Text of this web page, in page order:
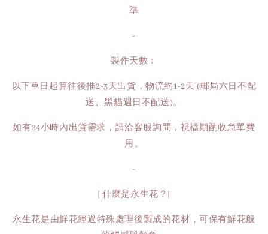
準
-
製作天數：
以下單日起算往後推2-3天出貨，物流約1-2天 (郵局六日不配
送、黑貓週日不配送)。
如有24小時內出貨需求，請洽客服詢問，視檔期酌收急單費
用。
-
| 什麼是永生花？|
永生花是由鮮花經過特殊處理後製成的花材，可保有鮮花般